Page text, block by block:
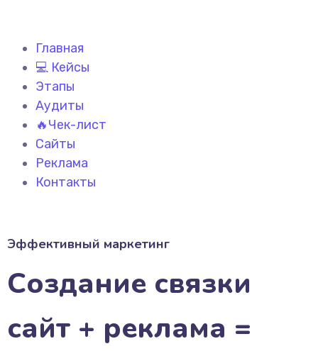
Главная
💻 Кейсы
Этапы
Аудиты
🔥Чек-лист
Сайты
Реклама
Контакты
Эффективный маркетинг
Создание связки
сайт + реклама =